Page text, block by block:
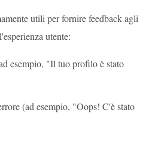
utili per fornire feedback agli
utente:
esempio, "Il tuo profilo è stato
(ad esempio, "Oops! C'è stato